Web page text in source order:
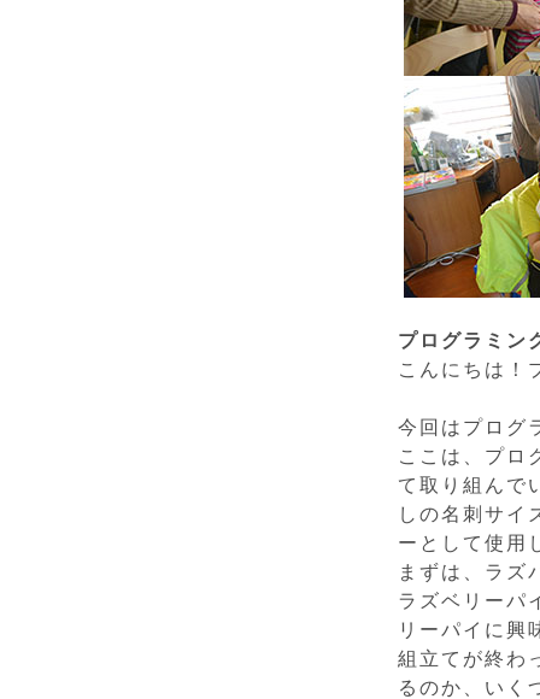
プログラミン
こんにちは
今回はプログ
ここは、プロ
て取り組んで
しの名刺サイ
ーとして使用
まずは、ラズ
ラズベリーパ
リーパイに興
組立てが終わ
るのか、いく